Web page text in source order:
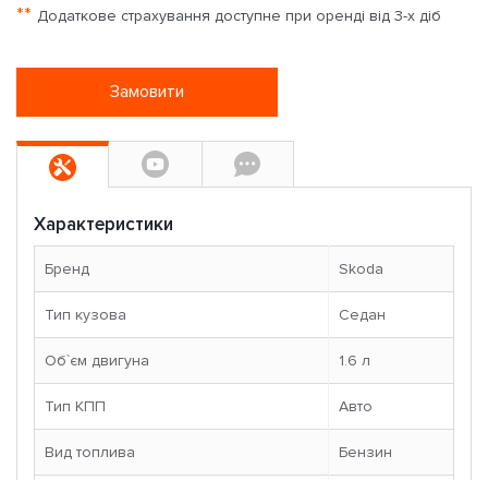
** Додаткове страхування доступне при оренді від 3-х діб
Замовити
Характеристики
Бренд Skoda
Тип кузова Седан
Об`єм двигуна 1.6 л
Тип КПП Авто
Вид топлива Бензин